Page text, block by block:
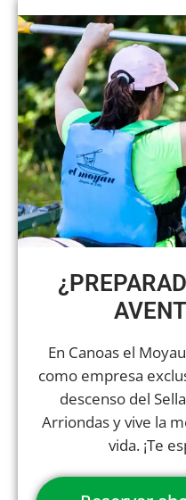
En Canoas el
como empresa
descenso del
Arriondas y vive la
vida. ¡Te